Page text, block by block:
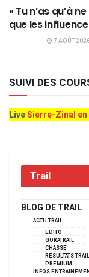
« Tu n’as qu’à
que les
7 AOÛT
SUIVI DES
LiveSierre-Zinal
Trail
BLOG DE TRAIL
ACTU TRAIL
EDITO
GORATRAIL
CHASSE
RÉSULTATS
PREMIUM
INFOS